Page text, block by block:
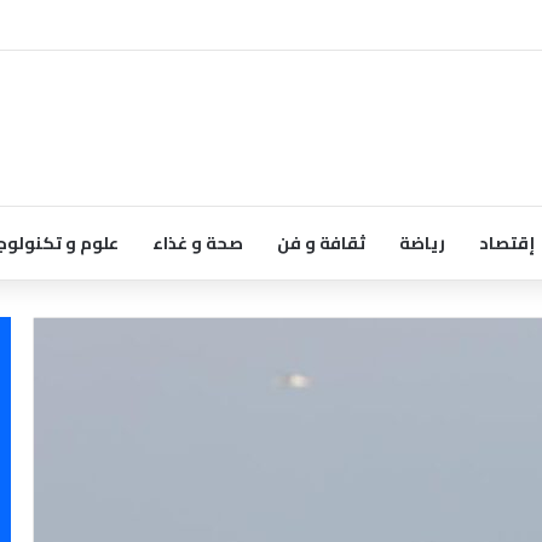
إقتصاد رياضة ثقافة و فن صحة و غذاء علوم و